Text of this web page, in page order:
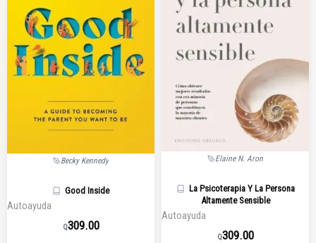
Becky Kennedy
Good Inside
Autoayuda
Q309.00
Elaine N. Aron
La Psicoterapia Y La Persona
Altamente Sensible
Autoayuda
Q309.00